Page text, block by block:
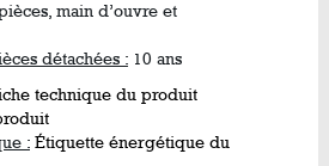
main d’ouvre et
détachées : 10 ans
technique du produit
: Étiquette énergétique du